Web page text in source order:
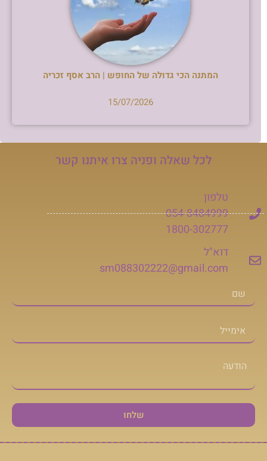
המתנה הכי גדולה של החופש | הרב אסף זכריה
15/07/2026
לכל שאלה ופניה צרו איתנו קשר
טלפון
054-8484999
1800-302777
דוא"ל
sm088302222@gmail.com
שלחו